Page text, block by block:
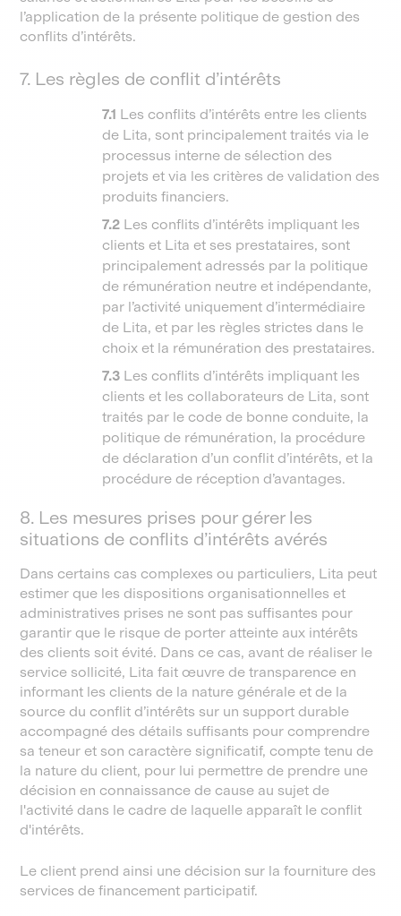
l’application de la présente politique de gestion des
conflits d’intérêts.
7. Les règles de conflit d’intérêts
7.1 Les conflits d’intérêts entre les clients
de Lita, sont principalement traités via le
processus interne de sélection des
projets et via les critères de validation des
produits financiers.
7.2 Les conflits d’intérêts impliquant les
clients et Lita et ses prestataires, sont
principalement adressés par la politique
de rémunération neutre et indépendante,
par l’activité uniquement d’intermédiaire
de Lita, et par les règles strictes dans le
choix et la rémunération des prestataires.
7.3 Les conflits d’intérêts impliquant les
clients et les collaborateurs de Lita, sont
traités par le code de bonne conduite, la
politique de rémunération, la procédure
de déclaration d’un conflit d’intérêts, et la
procédure de réception d’avantages.
8. Les mesures prises pour gérer les
situations de conflits d’intérêts avérés
Dans certains cas complexes ou particuliers, Lita peut
estimer que les dispositions organisationnelles et
administratives prises ne sont pas suffisantes pour
garantir que le risque de porter atteinte aux intérêts
des clients soit évité. Dans ce cas, avant de réaliser le
service sollicité, Lita fait œuvre de transparence en
informant les clients de la nature générale et de la
source du conflit d’intérêts sur un support durable
accompagné des détails suffisants pour comprendre
sa teneur et son caractère significatif, compte tenu de
la nature du client, pour lui permettre de prendre une
décision en connaissance de cause au sujet de
l'activité dans le cadre de laquelle apparaît le conflit
d'intérêts.
Le client prend ainsi une décision sur la fourniture des
services de financement participatif.